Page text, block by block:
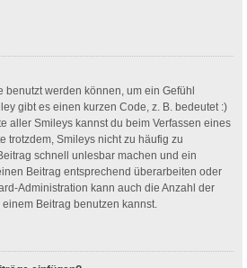
benutzt werden können, um ein Gefühl
gibt es einen kurzen Code, z. B. bedeutet :)
aller Smileys kannst du beim Verfassen eines
trotzdem, Smileys nicht zu häufig zu
schnell unlesbar machen und ein
Beitrag entsprechend überarbeiten oder
Administration kann auch die Anzahl der
Beitrag benutzen kannst.